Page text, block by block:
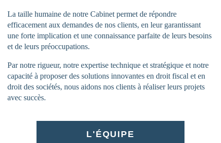
La taille humaine de notre Cabinet permet de répondre
efficacement aux demandes de nos clients, en leur garantissant
une forte implication et une connaissance parfaite de leurs besoins
et de leurs préoccupations.
Par notre rigueur, notre expertise technique et stratégique et notre
capacité à proposer des solutions innovantes en droit fiscal et en
droit des sociétés, nous aidons nos clients à réaliser leurs projets
avec succès.
L'ÉQUIPE